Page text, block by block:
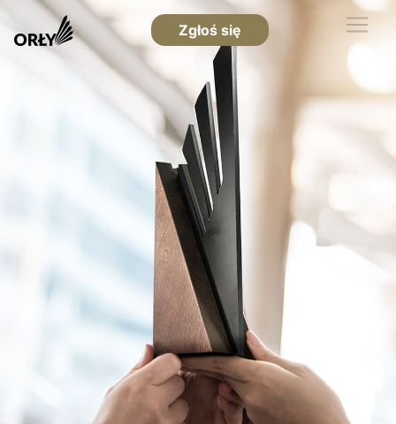
Zgłoś się